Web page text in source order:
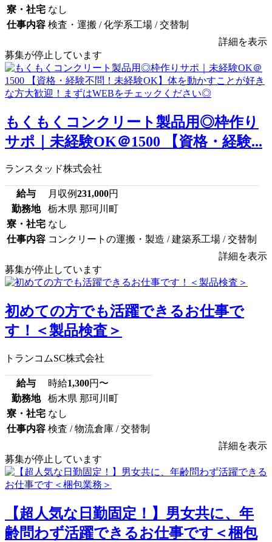
寮・社宅 なし
仕事内容 検査・運搬 / 化学系工場 / 交替制
詳細を表示
募集が停止しています
もくもくコンクリート製品用◎枠作り
サポ｜未経験OK＠1500 【資格・経験...
ランスタッド株式会社
給与 月収例231,000円
勤務地
栃木県 那珂川町
寮・社宅 なし
仕事内容 コンクリートの運搬・製造 / 建築系工場 / 交替制
詳細を表示
募集が停止しています
初めての方でも活躍できるお仕事で
す！＜製品検査＞
トランコムSC株式会社
給与 時給1,300円〜
勤務地
栃木県 那珂川町
寮・社宅 なし
仕事内容 検査 / 物流倉庫 / 交替制
詳細を表示
募集が停止しています
【超人気な日勤固定！】男女共に、年
齢問わず活躍できるお仕事です＜梱包